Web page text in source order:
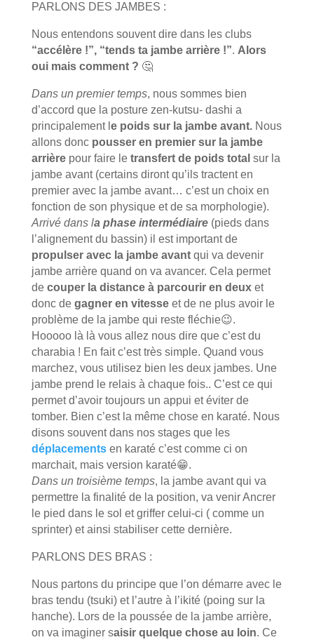
PARLONS DES JAMBES :
Nous entendons souvent dire dans les clubs
“accélère !”, “tends ta jambe arrière !”. Alors
oui mais comment ? 🤔
Dans un premier temps, nous sommes bien
d’accord que la posture zen-kutsu- dashi a
principalement l e poids sur la jambe avant.Nous
allons donc pousser en premier sur la jambe
arrièrepour faire le transfert de poids total sur la
jambe avant (certains diront qu’ils tractent en
premier avec la jambe avant… c’est un choix en
fonction de son physique et de sa morphologie).
Arrivé dans la phase intermédiaire(pieds dans
l’alignement du bassin) il est important de
propulser avec la jambe avantqui va devenir
jambe arrière quand on va avancer. Cela permet
de couper la distance à parcourir en deuxet
donc de gagner en vitesseet de ne plus avoir le
problème de la jambe qui reste fléchie😉.
Hooooo là là vous allez nous dire que c’est du
charabia ! En fait c’est très simple. Quand vous
marchez, vous utilisez bien les deux jambes. Une
jambe prend le relais à chaque fois.. C’est ce qui
permet d’avoir toujours un appui et éviter de
tomber. Bien c’est la même chose en karaté. Nous
disons souvent dans nos stages que les
déplacements en karaté c’est comme ci on
marchait, mais version karaté😁.
Dans un troisième temps, la jambe avant qui va
permettre la finalité de la position, va venir Ancrer
le pied dans le sol et griffer celui-ci ( comme un
sprinter) et ainsi stabiliser cette dernière.
PARLONS DES BRAS :
Nous partons du principe que l’on démarre avec le
bras tendu (tsuki) et l’autre à l’ikité (poing sur la
hanche). Lors de la poussée de la jambe arrière,
on va imaginer saisir quelque chose au loin. Ce